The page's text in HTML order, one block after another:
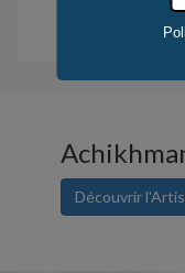
Déduction fiscale
Découvrir